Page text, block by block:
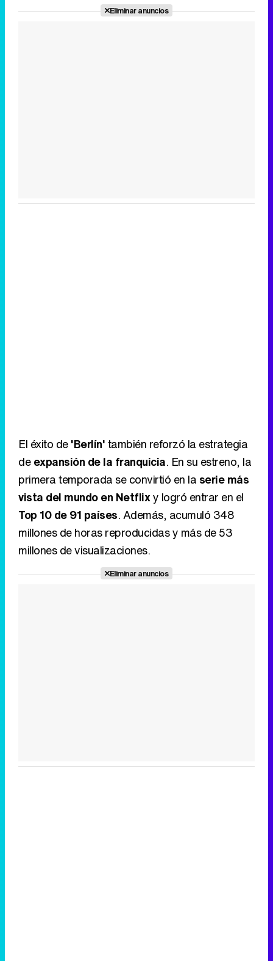
Eliminar anuncios
El éxito de'Berlín'también reforzó la estrategia
deexpansión de la franquicia. En su estreno, la
primera temporada se convirtió en la serie más
vista del mundo en Netflixy logró entrar en el
Top 10 de 91 países. Además, acumuló 348
millones de horas reproducidas y más de 53
millones de visualizaciones.
Eliminar anuncios